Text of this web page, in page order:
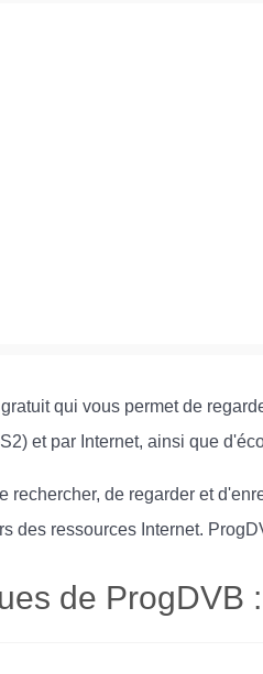
qui vous permet de
et par Internet, ainsi que
rechercher, de regarder et
des ressources Internet.
de ProgDVB :